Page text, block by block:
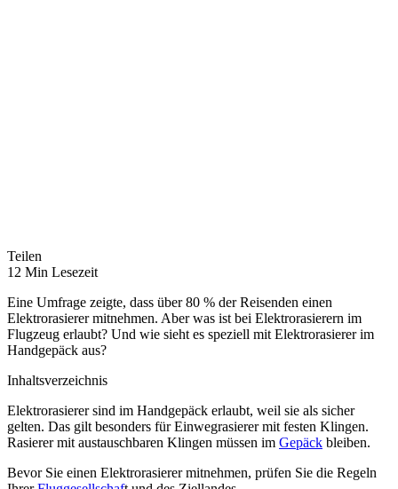
Teilen
12 Min Lesezeit
Eine Umfrage zeigte, dass über 80 % der Reisenden einen
Elektrorasierer mitnehmen. Aber was ist bei Elektrorasierern im
Flugzeug erlaubt? Und wie sieht es speziell mit Elektrorasierer im
Handgepäck aus?
Inhaltsverzeichnis
Elektrorasierer sind im Handgepäck erlaubt, weil sie als sicher
gelten. Das gilt besonders für Einwegrasierer mit festen Klingen.
Rasierer mit austauschbaren Klingen müssen im Gepäck bleiben.
Bevor Sie einen Elektrorasierer mitnehmen, prüfen Sie die Regeln